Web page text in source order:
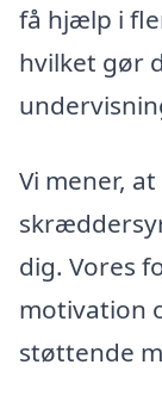
få hjælp i
hvilket gør
Vi mener,
dig. Vores
motivation
støttende